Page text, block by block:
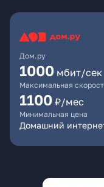
Дом.ру
1000 мбит/сек
Максимальная
1100 ₽/мес
Минимальная цена
Домашний